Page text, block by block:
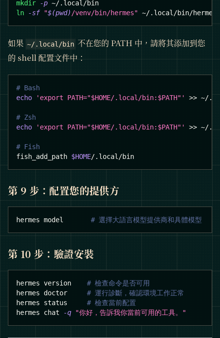
mkdir -p ~/.local/bin
ln
-sf "$(pwd) /venv/bin/hermes" ~/.local/bin/hermes
如果 ~/.local/bin 不在您的 PATH 中，請將其添加到您
的 shell 配置文件中：
# Bash
echo
'export PATH="$HOME/.local/bin:$PATH"' >> ~/
# Zsh
echo
'export PATH="$HOME/.local/bin:$PATH"' >> ~/
# Fish
fish_add_path $HOME/.local/bin
第 9 步：配置您的提供方
hermes model # 選擇大語言模型提供商和具體模型
第 10 步：驗證安裝
hermes version # 檢查命令是否可用
hermes doctor # 運行診斷，確認環境工作正常
hermes status # 檢查當前配置
hermes chat
-q "你好，告訴我你當前可用的工具。"